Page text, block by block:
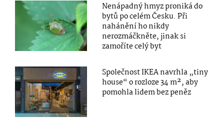
Nenápadný hmyz proniká do
bytů po celém Česku. Při
nahánění ho nikdy
nerozmáčkněte, jinak si
zamoříte celý byt
Společnost IKEA navrhla „tiny
house“ o rozloze 34 m², aby
pomohla lidem bez peněz